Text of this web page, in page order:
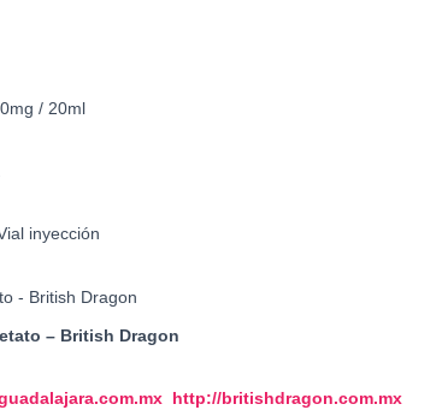
/ 20ml
inyección
– British Dragon
com.mx http://britishdragon.com.mx